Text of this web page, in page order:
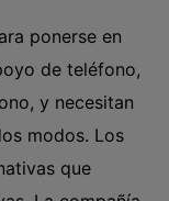
ponerse en
de teléfono,
y necesitan
modos. Los
que